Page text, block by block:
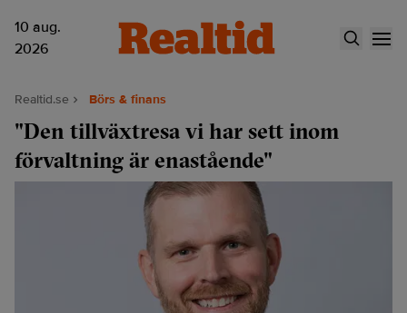
10 aug.
2026
Realtid.se Börs & finans
"Den tillväxtresa vi har sett inom
förvaltning är enastående"